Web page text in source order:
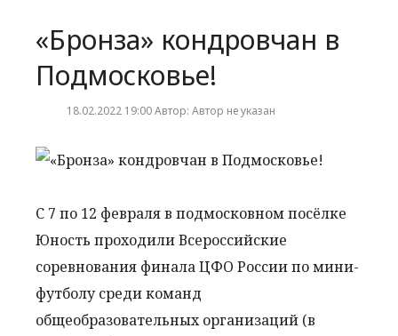
Происшествия
«Бронза» кондровчан в
Подмосковье!
18.02.2022 19:00 Автор: Автор не указан
С 7 по 12 февраля в подмосковном посёлке
Юность проходили Всероссийские
соревнования финала ЦФО России по мини-
футболу среди команд
общеобразовательных организаций (в